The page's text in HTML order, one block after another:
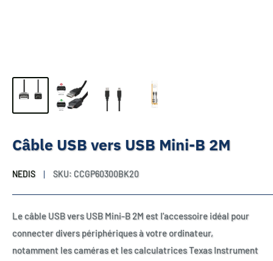
Câble USB vers USB Mini-B 2M
NEDIS SKU: CCGP60300BK20
Le câble USB vers USB Mini-B 2M est l'accessoire idéal pour
connecter divers périphériques à votre ordinateur,
notamment les caméras et les calculatrices Texas Instrument